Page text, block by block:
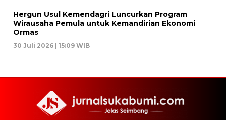
Hergun Usul Kemendagri Luncurkan Program
Wirausaha Pemula untuk Kemandirian Ekonomi
Ormas
30 Juli 2026 | 15:09 WIB